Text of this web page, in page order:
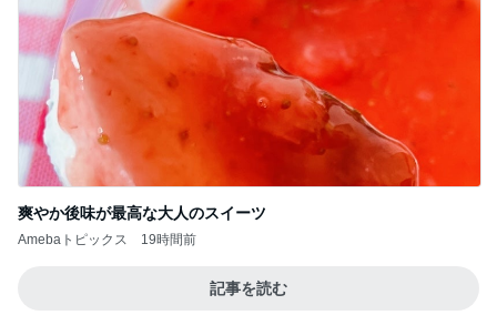
爽やか後味が最高な大人のスイーツ
Amebaトピックス 19時間前
記事を読む